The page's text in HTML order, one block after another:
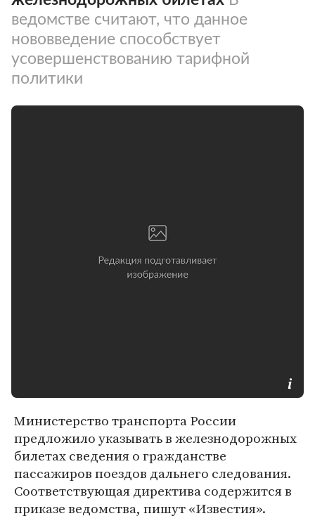
ведомстве считают, что данное
нововведение способствует
усовершенствованию тарифной
политики
Министерство транспорта России
предложило указывать в железнодорожных
билетах сведения о гражданстве
пассажиров поездов дальнего следования.
Соответствующая директива содержится в
приказе ведомства, пишут «Известия».